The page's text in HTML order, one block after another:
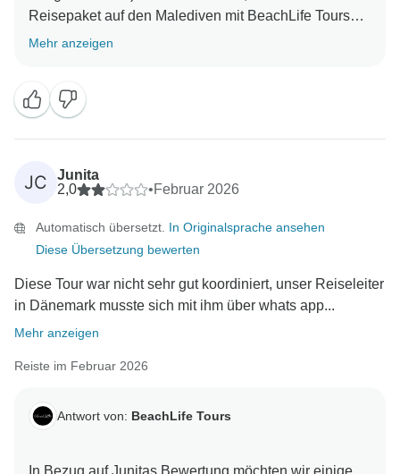
Reisepaket auf den Malediven mit BeachLife Tours
Mehr anzeigen
JC
Junita
2,0
•Februar 2026
Automatisch übersetzt. In Originalsprache ansehen
Diese Übersetzung bewerten
Diese Tour war nicht sehr gut koordiniert, unser Reiseleiter
in Dänemark musste sich mit ihm über whats app...
Mehr anzeigen
Reiste im Februar 2026
Antwort von: BeachLife Tours
In Bezug auf Junitas Bewertung möchten wir einige